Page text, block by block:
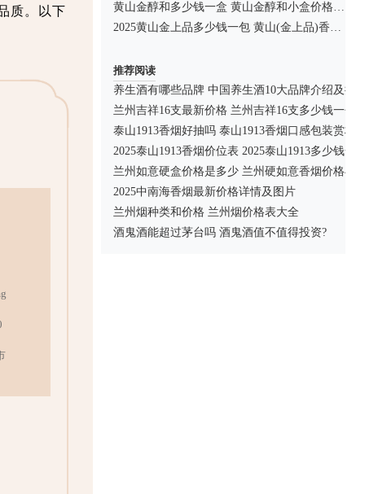
质。以下
黄山金醇和多少钱一盒 黄山金醇和小盒价格及图片2025
2025黄山金上品多少钱一包 黄山(金上品)香烟最新价格
推荐阅读
养生酒有哪些品牌 中国养生酒10大品牌介绍及推
兰州吉祥16支最新价格 兰州吉祥16支多少钱一包
泰山1913香烟好抽吗 泰山1913香烟口感包装赏析
2025泰山1913香烟价位表 2025泰山1913多少钱一
兰州如意硬盒价格是多少 兰州硬如意香烟价格与
2025中南海香烟最新价格详情及图片
兰州烟种类和价格 兰州烟价格表大全
酒鬼酒能超过茅台吗 酒鬼酒值不值得投资?